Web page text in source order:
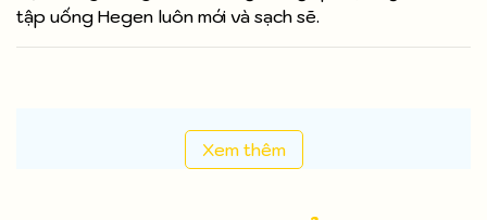
tập uống Hegen luôn mới và sạch sẽ.
Xem thêm